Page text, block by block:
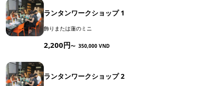
ランタンワークショップ 1
飾りまたは蓮のミニ
2,200円〜 350,000 VND
ランタンワークショップ 2